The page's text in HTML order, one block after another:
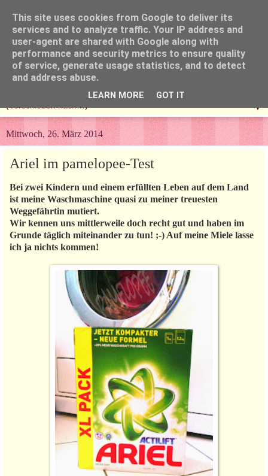
▼
Mittwoch, 26. März 2014
Ariel im pamelopee-Test
Bei zwei Kindern und einem erfüllten Leben auf dem Land
ist meine Waschmaschine quasi zu meiner treuesten
Weggefährtin mutiert.
Wir kennen uns mittlerweile doch recht gut und haben im
Grunde täglich miteinander zu tun! ;-) Auf meine Miele lasse
ich ja nichts kommen!
This site uses cookies from Google to deliver its
services and to analyze traffic. Your IP address and
user-agent are shared with Google along with
performance and security metrics to ensure quality
of service, generate usage statistics, and to detect
and address abuse.
LEARN MORE GOT IT